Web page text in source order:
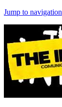
Jump to navigation